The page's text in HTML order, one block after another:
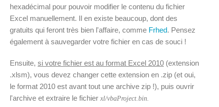
hexadécimal pour pouvoir modifier le contenu du fichier
Excel manuellement. Il en existe beaucoup, dont des
gratuits qui feront très bien l'affaire, comme Frhed. Pensez
également à sauvegarder votre fichier en cas de souci !
Ensuite, si votre fichier est au format Excel 2010 (extension
.xlsm), vous devez changer cette extension en .zip (et oui,
le format 2010 est avant tout une archive zip !), puis ouvrir
l'archive et extraire le fichier xl/vbaProject.bin.